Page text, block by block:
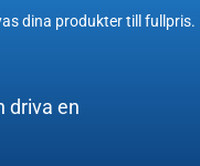
dina produkter till fullpris​.
driva en